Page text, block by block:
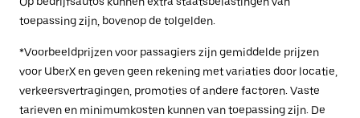
toepassing zijn, bovenop de tolgelden.
*Voorbeeldprijzen voor passagiers zijn gemiddelde prijzen
voor UberX en geven geen rekening met variaties door locatie,
verkeersvertragingen, promoties of andere factoren. Vaste
tarieven en minimumkosten kunnen van toepassing zijn. De